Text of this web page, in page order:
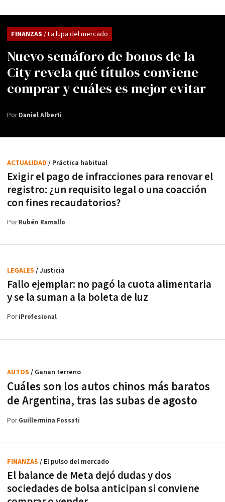
Nuevo semáforo de bonos de la
City revela qué títulos conviene
comprar y cuáles es mejor evitar
FINANZAS / La lupa del mercado
PorDaniel Alberti
Exigir el pago de infracciones para renovar el
registro: ¿un requisito legal o una coacción
con fines recaudatorios?
ACTUALIDAD / Práctica habitual
PorRubén Ramallo
Fallo ejemplar: no pagó la cuota alimentaria
y se la suman a la boleta de luz
LEGALES / Justicia
PoriProfesional
Cuáles son los autos chinos más baratos
de Argentina, tras las subas de agosto
AUTOS / Ganan terreno
PorGuillermina Fossati
El balance de Meta dejó dudas y dos
sociedades de bolsa anticipan si conviene
FINANZAS / El pulso del mercado